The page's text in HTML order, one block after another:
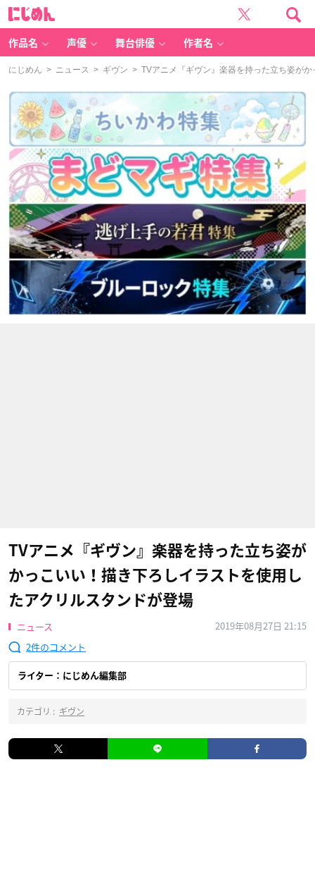
作品名 声優 舞台俳優 作者名
にじめん > ニュース > ギヴン > TVアニメ『ギヴン』楽器を持った立ち姿が
TVアニメ『ギヴン』楽器を持った立ち姿が
かっこいい！描き下ろしイラストを使用し
たアクリルスタンドが登場
ニュース
2019年08月27日 21:15
2
ライター：にじめん編集部
カテゴリ : ギヴン